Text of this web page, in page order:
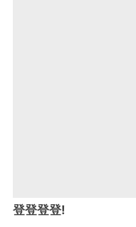
登登登登!